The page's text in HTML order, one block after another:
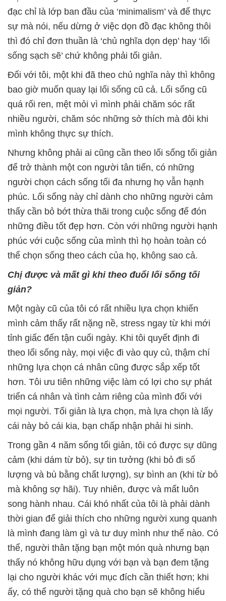
đạc chỉ là lớp ban đầu của ‘minimalism’ và để thực
sự mà nói, nếu dừng ở việc dọn đồ đạc không thôi
thì đó chỉ đơn thuần là ‘chủ nghĩa dọn dẹp’ hay ‘lối
sống sạch sẽ’ chứ không phải tối giản.
Đối với tôi, một khi đã theo chủ nghĩa này thì không
bao giờ muốn quay lại lối sống cũ cả. Lối sống cũ
quá rối ren, mệt mỏi vì mình phải chăm sóc rất
nhiều người, chăm sóc những sở thích mà đôi khi
mình không thực sự thích.
Nhưng không phải ai cũng cần theo lối sống tối giản
để trở thành một con người tân tiến, có những
người chọn cách sống tối đa nhưng họ vẫn hạnh
phúc. Lối sống này chỉ dành cho những người cảm
thấy cần bỏ bớt thừa thãi trong cuộc sống để đón
những điều tốt đẹp hơn. Còn với những người hạnh
phúc với cuộc sống của mình thì họ hoàn toàn có
thể chọn sống theo cách của họ, không sao cả.
Chị được và mất gì khi theo đuổi lối sống tối
giản?
Một ngày cũ của tôi có rất nhiều lựa chọn khiến
mình cảm thấy rất nặng nề, stress ngay từ khi mới
tỉnh giấc đến tận cuối ngày. Khi tôi quyết định đi
theo lối sống này, mọi việc đi vào quy củ, thậm chí
những lựa chọn cá nhân cũng được sắp xếp tốt
hơn. Tôi ưu tiên những việc làm có lợi cho sự phát
triển cá nhân và tình cảm riêng của mình đối với
mọi người. Tối giản là lựa chọn, mà lựa chọn là lấy
cái này bỏ cái kia, bạn chấp nhận phải hi sinh.
Trong gần 4 năm sống tối giản, tôi có được sự dũng
cảm (khi dám từ bỏ), sự tin tưởng (khi bỏ đi số
lượng và bù bằng chất lượng), sự bình an (khi từ bỏ
mà không sợ hãi). Tuy nhiên, được và mất luôn
song hành nhau. Cái khó nhất của tôi là phải dành
thời gian để giải thích cho những người xung quanh
là mình đang làm gì và tư duy mình như thế nào. Có
thể, người thân tặng bạn một món quà nhưng bạn
thấy nó không hữu dụng với bạn và bạn đem tặng
lại cho người khác với mục đích cần thiết hơn; khi
ấy, có thể người tặng quà cho bạn sẽ không hiểu